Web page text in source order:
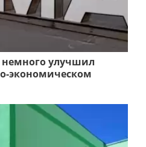
немного улучшил
экономическом